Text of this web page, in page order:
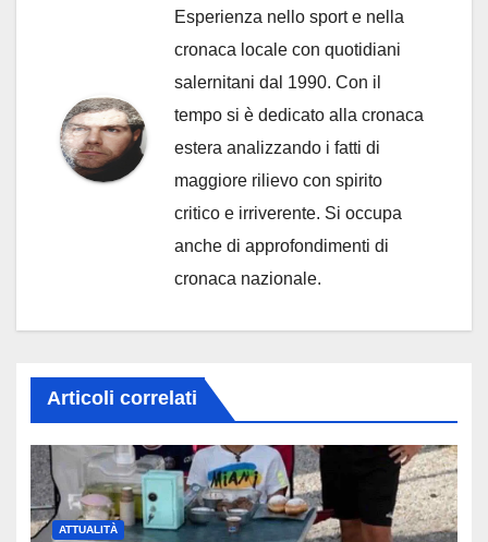
Esperienza nello sport e nella
cronaca locale con quotidiani
salernitani dal 1990. Con il
tempo si è dedicato alla cronaca
estera analizzando i fatti di
maggiore rilievo con spirito
critico e irriverente. Si occupa
anche di approfondimenti di
cronaca nazionale.
Articoli correlati
ATTUALITÀ